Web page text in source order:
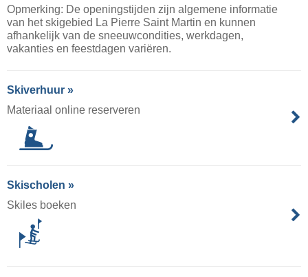
Opmerking: De openingstijden zijn algemene informatie
van het skigebied La Pierre Saint Martin en kunnen
afhankelijk van de sneeuwcondities, werkdagen,
vakanties en feestdagen variëren.
Skiverhuur »
Materiaal online reserveren
Skischolen »
Skiles boeken